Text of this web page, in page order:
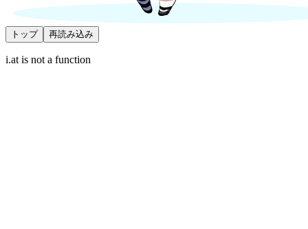
トップ 再読み込み
i.at is not a function